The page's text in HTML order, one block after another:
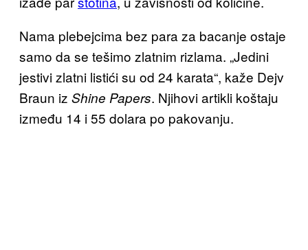
Nama plebejcima bez para za bacanje ostaje
samo da se tešimo zlatnim rizlama. „Jedini
jestivi zlatni listići su od 24 karata“, kaže Dejv
Braun iz Shine Papers. Njihovi artikli koštaju
između 14 i 55 dolara po pakovanju.